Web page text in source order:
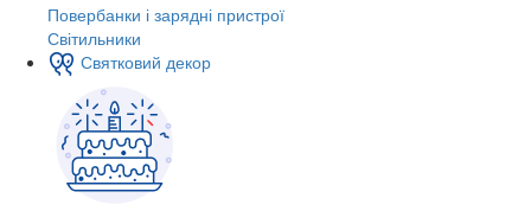
Повербанки і зарядні пристрої
Світильники
Святковий декор